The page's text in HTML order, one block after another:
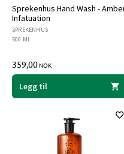
Sprekenhus Hand Wash -
Infatuation
SPREKENHUS
500 ML
359,00NOK
Legg til